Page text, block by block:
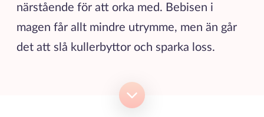
närstående för att orka med. Bebisen i
magen får allt mindre utrymme, men än går
det att slå kullerbyttor och sparka loss.